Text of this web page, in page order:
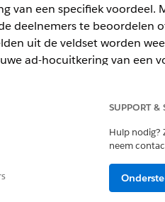
van een specifiek voordeel.
deelnemers te beoordelen
uit de veldset worden
ad-hocuitkering van een
Toepassing aanpassen
SUPPORT &
Hulp nodig?
neem